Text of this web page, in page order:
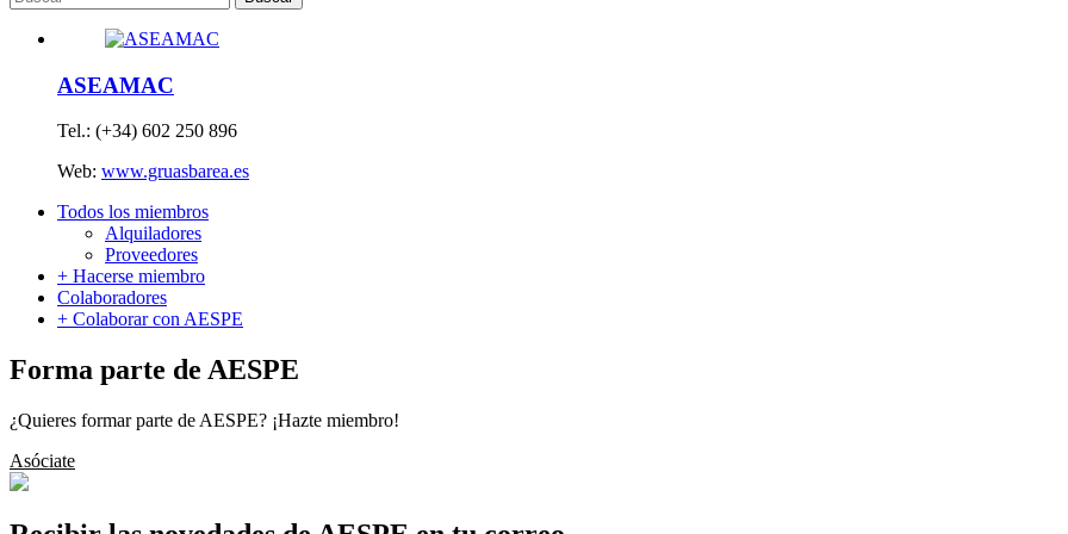
ASEAMAC
Tel.: (+34) 602 250 896
Web: www.gruasbarea.es
Todos los miembros
Alquiladores
Proveedores
+ Hacerse miembro
Colaboradores
+ Colaborar con AESPE
Forma parte de AESPE
¿Quieres formar parte de AESPE? ¡Hazte miembro!
Asóciate